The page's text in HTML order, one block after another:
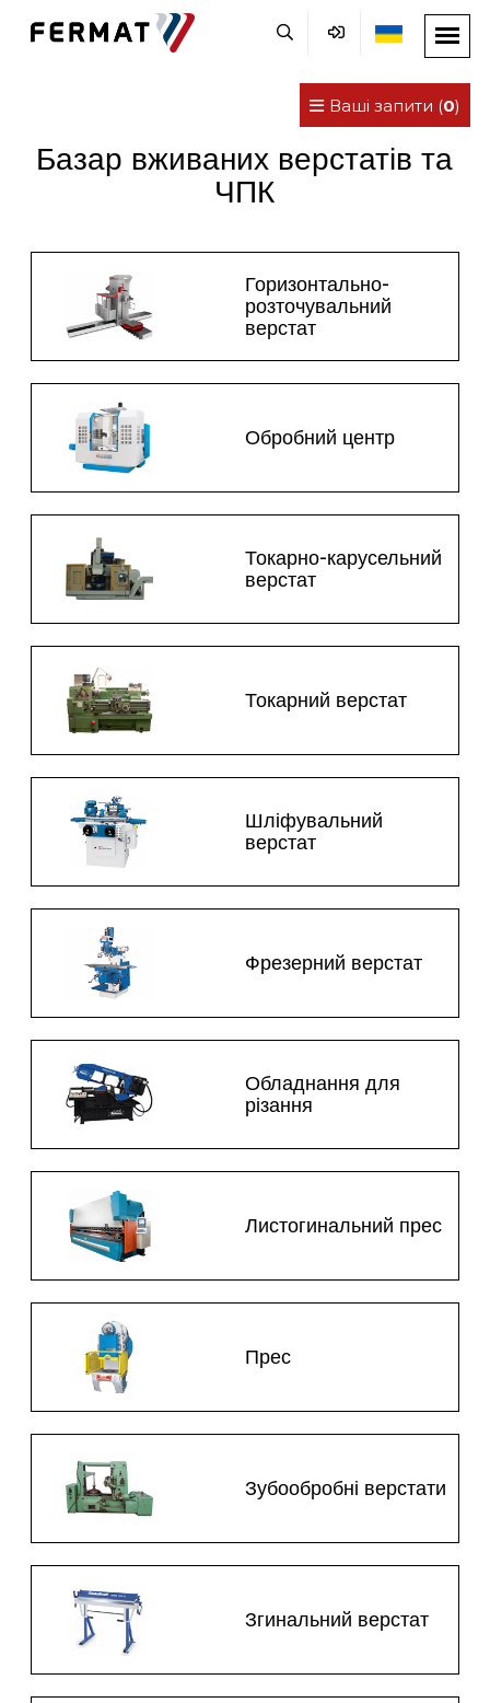
Ваші запити (0)
Базар вживаних верстатів та
ЧПК
Горизонтально-
розточувальний
верстат
Обробний центр
Токарно-карусельний
верстат
Токарний верстат
Шліфувальний
верстат
Фрезерний верстат
Обладнання для
різання
Листогинальний прес
Прес
Зубообробні верстати
Згинальний верстат